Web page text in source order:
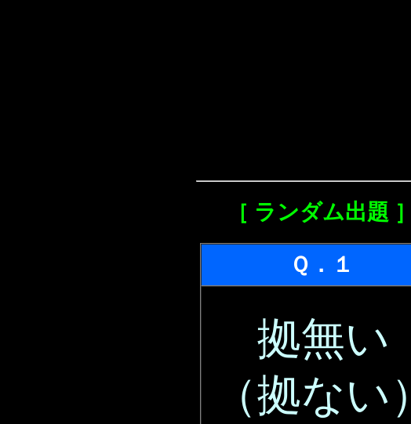
［ ランダム出題 ］
Ｑ．１
拠無い
（拠ない）